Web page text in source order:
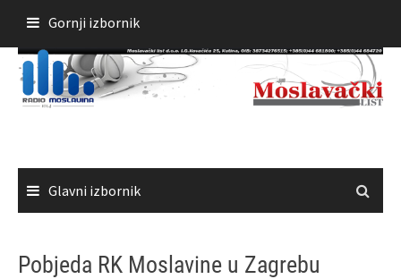
sadržaja
Gornji izbornik
Glavni izbornik
Pobjeda RK Moslavine u Zagrebu